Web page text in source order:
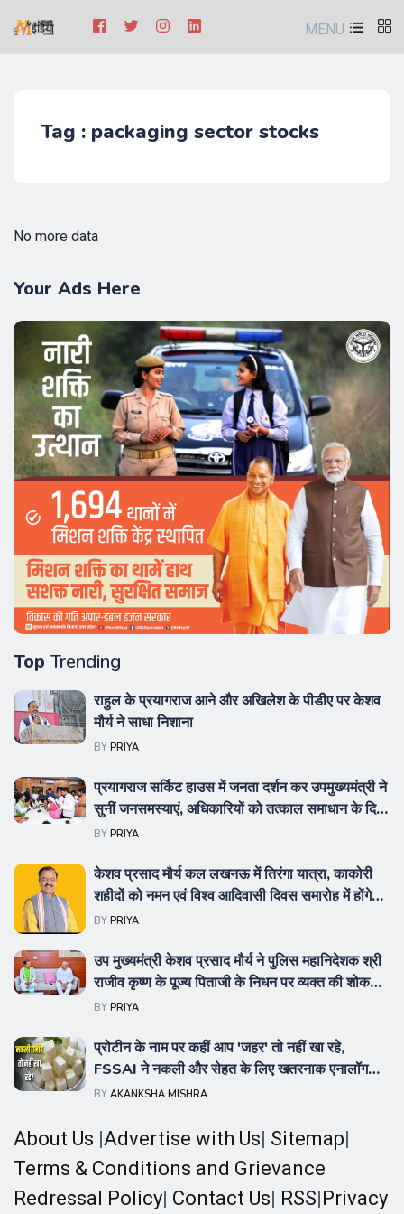
MENU
Tag : packaging sector stocks
No more data
Your Ads Here
Top Trending
राहुल के प्रयागराज आने और अखिलेश के पीडीए पर केशव
मौर्य ने साधा निशाना
BY PRIYA
प्रयागराज सर्किट हाउस में जनता दर्शन कर उपमुख्यमंत्री ने
सुनीं जनसमस्याएं, अधिकारियों को तत्काल समाधान के दिए
निर्देश
BY PRIYA
केशव प्रसाद मौर्य कल लखनऊ में तिरंगा यात्रा, काकोरी
शहीदों को नमन एवं विश्व आदिवासी दिवस समारोह में होंगे
सम्मिलित
BY PRIYA
उप मुख्यमंत्री केशव प्रसाद मौर्य ने पुलिस महानिदेशक श्री
राजीव कृष्ण के पूज्य पिताजी के निधन पर व्यक्त की शोक
संवेदना
BY PRIYA
प्रोटीन के नाम पर कहीं आप 'जहर' तो नहीं खा रहे,
FSSAI ने नकली और सेहत के लिए खतरनाक एनालॉग
पनीर पर लगाया बैन
BY AKANKSHA MISHRA
About Us Advertise with Us Sitemap
Terms & Conditions and Grievance
Redressal Policy Contact Us RSS Privacy